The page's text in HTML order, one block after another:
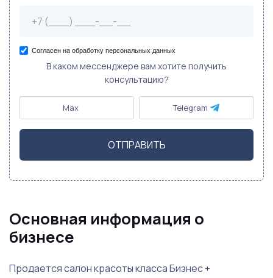
Согласен на обработку персональных данных
В каком мессенджере вам хотите получить
консультацию?
Max Telegram
ОТПРАВИТЬ
Основная информация о
бизнесе
Продается салон красоты класса Бизнес +